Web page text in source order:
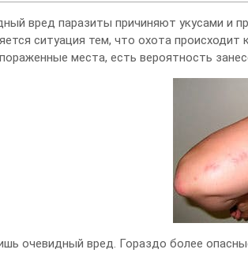
вред паразиты причиняют укусами и
ситуация тем, что охота
места, есть вероятность
очевидный вред. Гораздо более